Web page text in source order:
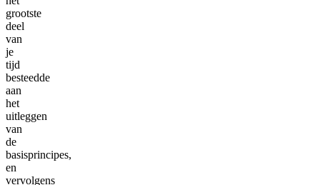
grootste
deel
van
je
tijd
besteedde
aan
het
uitleggen
van
de
basisprincipes,
en
vervolgens